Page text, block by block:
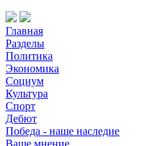
Главная
Разделы
Политика
Экономика
Социум
Культура
Спорт
Дебют
Победа - наше наследие